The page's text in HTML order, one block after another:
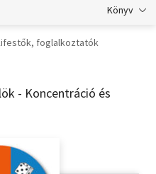
Könyv
foglalkoztatók
- Koncentráció és